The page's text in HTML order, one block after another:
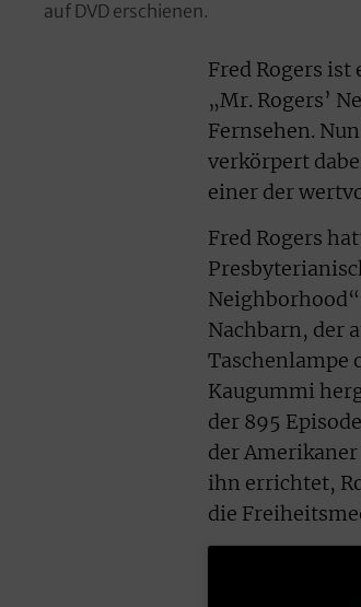
auf DVD erschienen.
Fred Rogers
„Mr. Rogers’
Fernsehen.
verkörpert
einer der
Fred Rogers
Nachbarn, der
Taschenlampe
Kaugummi
der 895
der
ihn errichtet,
die